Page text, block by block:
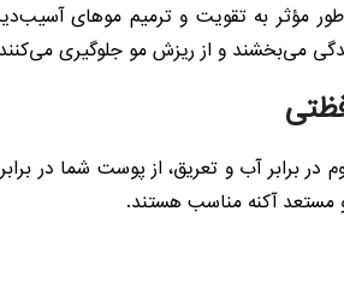
مؤثر به تقویت و ترمیم موهای
می‌بخشند و از ریزش مو جلوگیری
آکنه مناسب هستند.